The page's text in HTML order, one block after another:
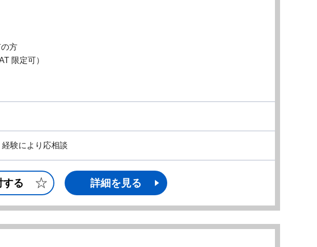
の方
限定可）
験により応相談
する 詳細を見る